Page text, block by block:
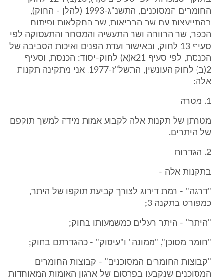
החומרים המסוכנים, התשנ"ג-1993 (להלן - החוק),
בהתייעצות עם שר הבריאות, שר החקלאות ופיתוח
הכפר, שר הרווחה ושר התעשיה והמסחר והתעסוקה לפי
סעיף 13 לחוק, ובאישור ועדת הפנים ואיכות הסביבה של
הכנסת, לפי סעיף 21א(א) לחוק-יסוד: הכנסת, וסעיף
2(ב) לחוק העונשין, התשל"ז-1977, אני מתקינה תקנות
אלה:
1. מטרה
מטרתן של תקנות אלה לקבוע אמות מידה למשך תוקפם
של היתרים.
2. הגדרות
בתקנות אלה -
"דרגה" - רמת דירוג לצורך קביעת תוקפו של היתר,
כמפורט בתקנה 3;
"היתר" - היתר רעלים כמשמעותו בחוק;
"חומר מסוכן", "ממונה" ו"עיסוק" - כהגדרתם בחוק;
"קבוצות החומרים המסוכנים" - קבוצות החומרים
המסוכנים שנקבעו בפרסום של ארגון האומות המאוחדות